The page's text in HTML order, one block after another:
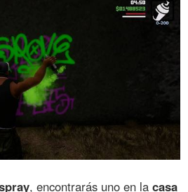
, encontrarás uno en lacasa